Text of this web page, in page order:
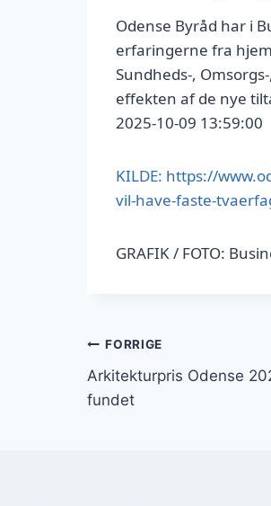
Odense Byråd har i
erfaringerne fra
Sundheds-,
effekten af de nye
2025-10-09 13:59:00
KILDE: https://
vil-have-faste-
GRAFIK / FOTO:
FORRIGE
Arkitekturpris Odense
fundet